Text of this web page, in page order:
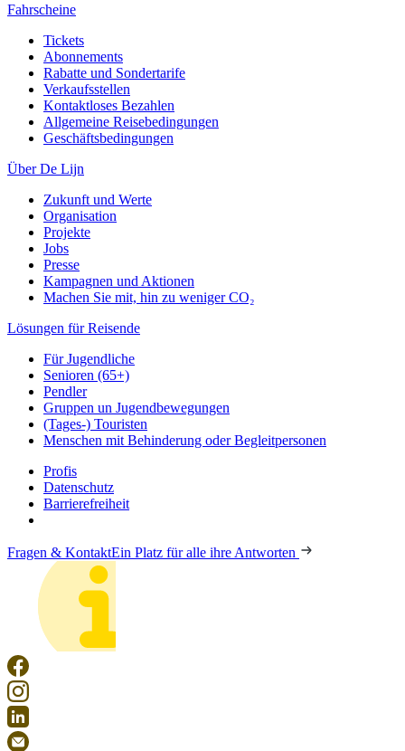
Fahrscheine
Tickets
Abonnements
Rabatte und Sondertarife
Verkaufsstellen
Kontaktloses Bezahlen
Allgemeine Reisebedingungen
Geschäftsbedingungen
Über De Lijn
Zukunft und Werte
Organisation
Projekte
Jobs
Presse
Kampagnen und Aktionen
Machen Sie mit, hin zu weniger CO₂
Lösungen für Reisende
Für Jugendliche
Senioren (65+)
Pendler
Gruppen un Jugendbewegungen
(Tages-) Touristen
Menschen mit Behinderung oder Begleitpersonen
Profis
Datenschutz
Barrierefreiheit
Fragen & KontaktEin Platz für alle ihre Antworten